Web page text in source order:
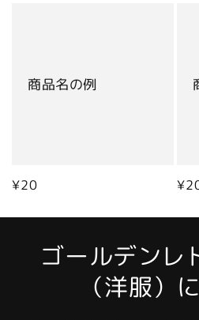
商品名の例
通
価
¥20
通
価
ゴールデンレ
（洋服）